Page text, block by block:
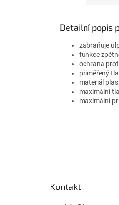
Detailní popis
zabraňuje
funkce
ochrana
přiměřený
materiál
maximální
maximální
Kontakt